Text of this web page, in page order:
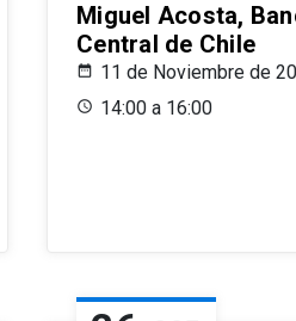
Miguel Acosta,
Central de Chile
11 de Noviembre de
14:00 a 16:00